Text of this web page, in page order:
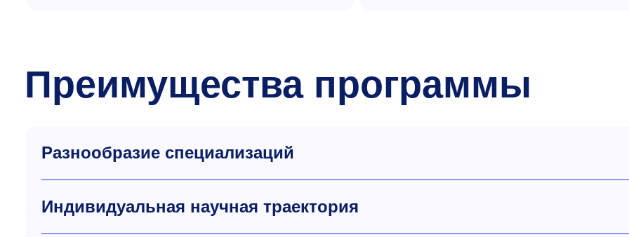
Преимущества программы
Разнообразие специализаций
Индивидуальная научная траектория